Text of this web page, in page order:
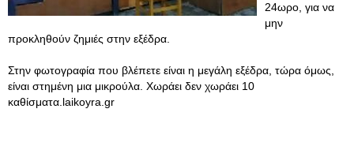
24ωρο, για να
μην
προκληθούν ζημιές στην εξέδρα.
Στην φωτογραφία που βλέπετε είναι η μεγάλη εξέδρα, τώρα όμως,
είναι στημένη μια μικρούλα. Χωράει δεν χωράει 10
καθίσματα.laikoyra.gr